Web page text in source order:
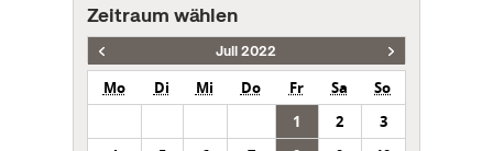
Zeitraum wählen
Juli 2022
Mo Di Mi Do Fr Sa
So
1
2
3